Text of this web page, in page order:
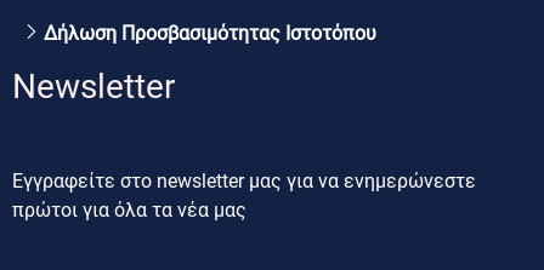
Δήλωση Προσβασιμότητας Ιστοτόπου
Newsletter
Εγγραφείτε στο newsletter μας για να ενημερώνεστε
πρώτοι για όλα τα νέα μας